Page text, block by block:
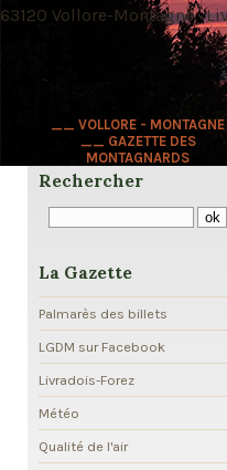
__ VOLLORE - MONTAGNE
__ GAZETTE DES
MONTAGNARDS
63120 Vollore-Montagne ·
Rechercher
La Gazette
Palmarès des billets
LGDM sur Facebook
Livradois-Forez
Météo
Qualité de l'air